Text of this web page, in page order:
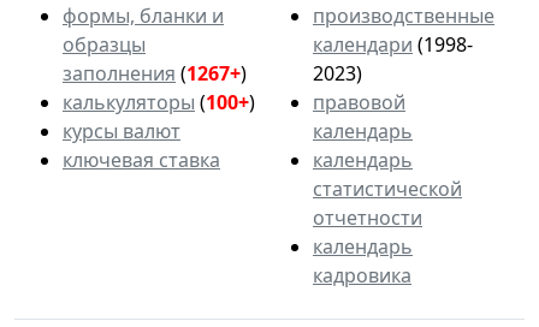
формы, бланки и
образцы
заполнения (1267+)
калькуляторы (100+)
курсы валют
ключевая ставка
производственные
календари (1998-
2023)
правовой
календарь
календарь
статистической
отчетности
календарь
кадровика